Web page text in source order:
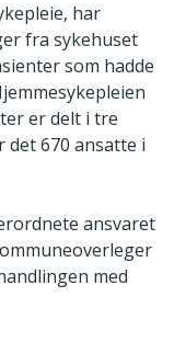
har
fra sykehuset
som hadde
er delt i tre
det 670 ansatte i
ansvaret
med